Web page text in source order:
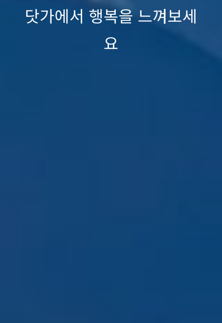
닷가에서 행복을 느껴보세
요